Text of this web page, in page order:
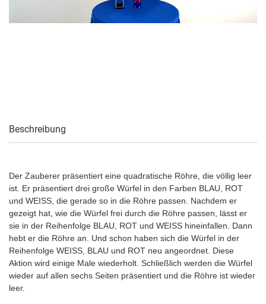
Beschreibung
Der Zauberer präsentiert eine quadratische Röhre, die völlig leer
ist. Er präsentiert drei große Würfel in den Farben BLAU, ROT
und WEISS, die gerade so in die Röhre passen. Nachdem er
gezeigt hat, wie die Würfel frei durch die Röhre passen, lässt er
sie in der Reihenfolge BLAU, ROT und WEISS hineinfallen. Dann
hebt er die Röhre an. Und schon haben sich die Würfel in der
Reihenfolge WEISS, BLAU und ROT neu angeordnet. Diese
Aktion wird einige Male wiederholt. Schließlich werden die Würfel
wieder auf allen sechs Seiten präsentiert und die Röhre ist wieder
leer.